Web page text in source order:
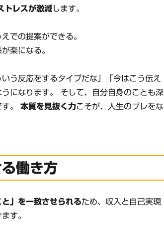
トレスが激減します。
での提案ができる。
楽になる。
う反応をするタイプだな」「今はこう伝え
になります。 そして、自分自身のことも深
す。本質を見抜く力こそが、人生のブレをな
働き方
と」を一致させられるため、収入と自己実現
す。